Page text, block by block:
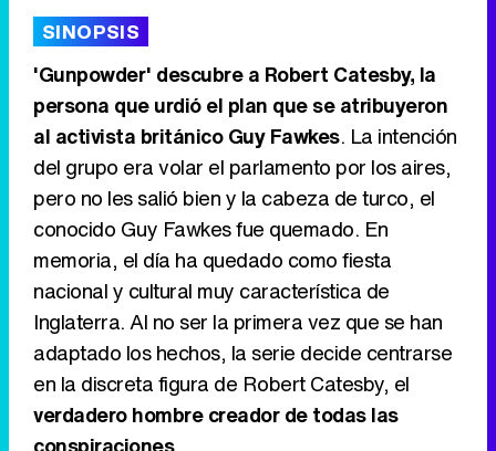
Tráiler de '33 días', la nueva serie de Atresplayer con Julián Villagrán y José Manuel Poga
SINOPSIS
'Gunpowder' descubre a Robert Catesby, la
persona que urdió el plan que se atribuyeron
al activista británico Guy Fawkes. La intención
del grupo era volar el parlamento por los aires,
pero no les salió bien y la cabeza de turco, el
conocido Guy Fawkes fue quemado. En
memoria, el día ha quedado como fiesta
nacional y cultural muy característica de
Inglaterra. Al no ser la primera vez que se han
adaptado los hechos, la serie decide centrarse
en la discreta figura de Robert Catesby, el
verdadero hombre creador de todas las